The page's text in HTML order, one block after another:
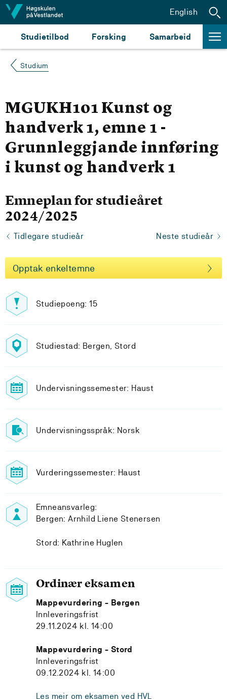
Hopp til innhald
Studietilbod Forsking Samarbeid
English
Studium
MGUKH101 Kunst og
handverk 1, emne 1 -
Grunnleggjande innføring
i kunst og handverk 1
Emneplan for studieåret
2024/2025
Tidlegare studieår Neste studieår
Opptak enkeltemne
Studiepoeng: 15
Studiestad: Bergen, Stord
Undervisningssemester: Haust
Undervisningsspråk: Norsk
Vurderingssemester: Haust
Emneansvarleg:
Bergen: Arnhild Liene Stenersen
Stord: Kathrine Huglen
Ordinær eksamen
Mappevurdering - Bergen
Innleveringsfrist
29.11.2024 kl. 14:00
Mappevurdering - Stord
Innleveringsfrist
09.12.2024 kl. 14:00
Les meir om eksamen ved HVL